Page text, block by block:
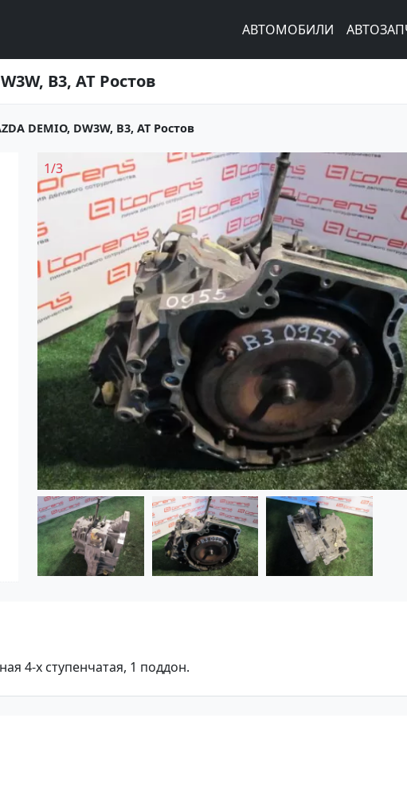
АВТОМОБИЛИ
B3, AT Ростов
DEMIO, DW3W, B3, AT Ростов
1/3
4-х ступенчатая, 1 поддон.